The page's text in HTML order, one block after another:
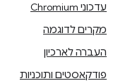
עדכוני Chromium
מקרים לדוגמה
העברה לארכיון
פודקאסטים ותוכניות